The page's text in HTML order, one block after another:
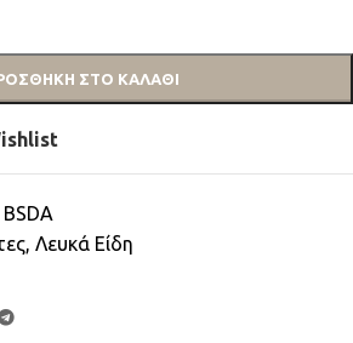
ΣΤΟ ΚΑΛΆΘΙ
BSDA
, Λευκά Είδη